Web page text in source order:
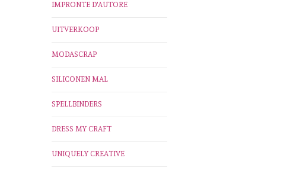
IMPRONTE D'AUTORE
UITVERKOOP
MODASCRAP
SILICONEN MAL
SPELLBINDERS
DRESS MY CRAFT
UNIQUELY CREATIVE